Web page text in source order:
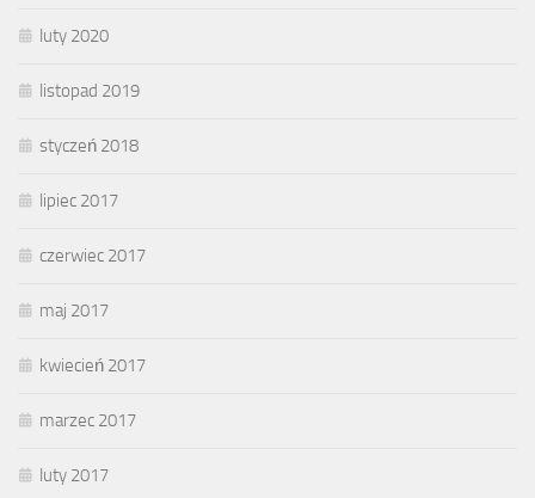
luty 2020
listopad 2019
styczeń 2018
lipiec 2017
czerwiec 2017
maj 2017
kwiecień 2017
marzec 2017
luty 2017